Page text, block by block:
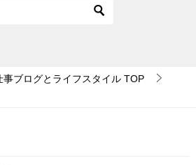
ブログとライフスタイル TOP